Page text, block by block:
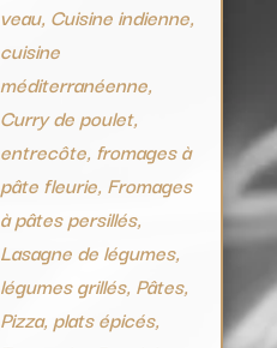
veau, Cuisine indienne,
cuisine
méditerranéenne,
Curry de poulet,
entrecôte, fromages à
pâte fleurie, Fromages
à pâtes persillés,
Lasagne de légumes,
légumes grillés, Pâtes,
Pizza, plats épicés,